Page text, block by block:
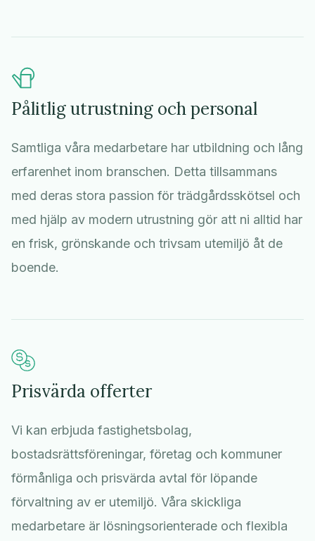
Pålitlig utrustning och personal
Samtliga våra medarbetare har utbildning och lång
erfarenhet inom branschen. Detta tillsammans
med deras stora passion för trädgårdsskötsel och
med hjälp av modern utrustning gör att ni alltid har
en frisk, grönskande och trivsam utemiljö åt de
boende.
Prisvärda offerter
Vi kan erbjuda fastighetsbolag,
bostadsrättsföreningar, företag och kommuner
förmånliga och prisvärda avtal för löpande
förvaltning av er utemiljö. Våra skickliga
medarbetare är lösningsorienterade och flexibla